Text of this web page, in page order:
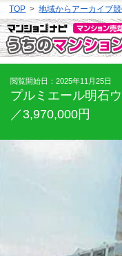
閲覧開始：下妻、足利、大田
TOP 地域からアーカイブ
閲覧開始日：2025年11月25日
プルミエール明石
／3,970,000円